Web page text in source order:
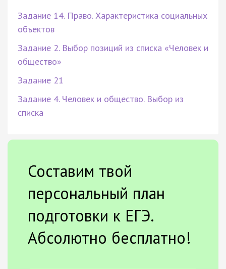
Задание 14. Право. Характеристика социальных
объектов
Задание 2. Выбор позиций из списка «Человек и
общество»
Задание 21
Задание 4. Человек и общество. Выбор из
списка
Составим твой
персональный план
подготовки к ЕГЭ.
Абсолютно бесплатно!